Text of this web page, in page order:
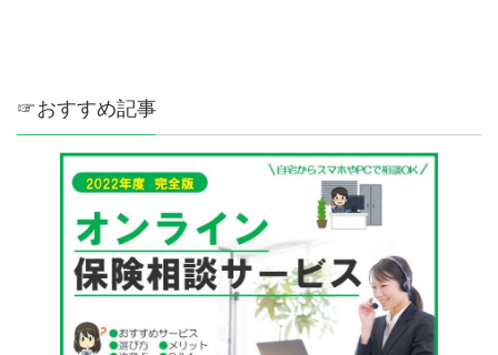
☞おすすめ記事